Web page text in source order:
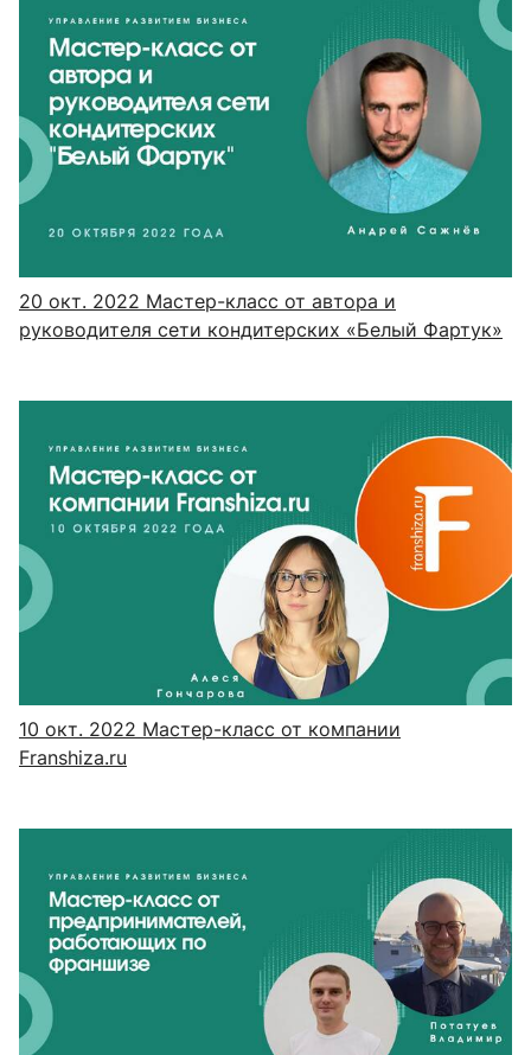
20 окт. 2022 Мастер-класс от автора и
руководителя сети кондитерских «Белый Фартук»
10 окт. 2022 Мастер-класс от компании
Franshiza.ru